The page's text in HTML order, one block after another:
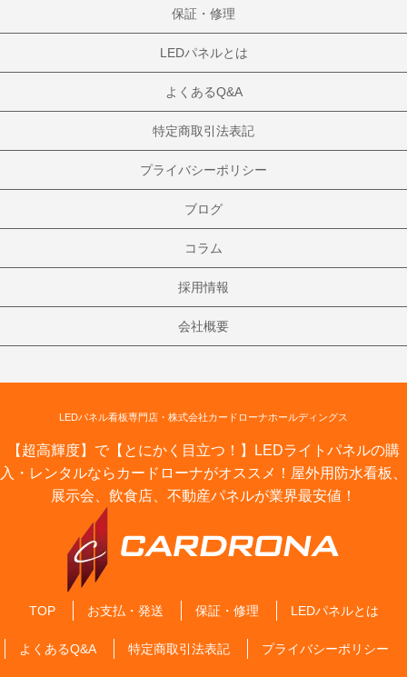
保証・修理
LEDパネルとは
よくあるQ&A
特定商取引法表記
プライバシーポリシー
ブログ
コラム
採用情報
会社概要
LEDパネル看板専門店・株式会社カードローナホールディングス
【超高輝度】で【とにかく目立つ！】LEDライトパネルの購
入・レンタルならカードローナがオススメ！屋外用防水看板、
展示会、飲食店、不動産パネルが業界最安値！
TOP お支払・発送 保証・修理 LEDパネルとは
よくあるQ&A 特定商取引法表記 プライバシーポリシー